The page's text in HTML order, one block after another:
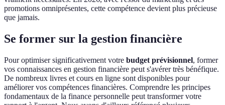
promotions omniprésentes, cette compétence devient plus précieuse
que jamais.
Se former sur la gestion financière
Pour optimiser significativement votre budget prévisionnel, former
vos connaissances en gestion financière peut s'avérer très bénéfique.
De nombreux livres et cours en ligne sont disponibles pour
améliorer vos compétences financières. Comprendre les principes
fondamentaux de la finance personnelle peut transformer votre